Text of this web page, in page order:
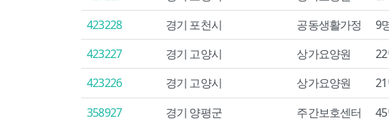
423228
경기 포천시 공동생활가정 9
423227
경기 고양시 상가요양원
423226
경기 고양시 상가요양원
358927
경기 양평군 주간보호센터